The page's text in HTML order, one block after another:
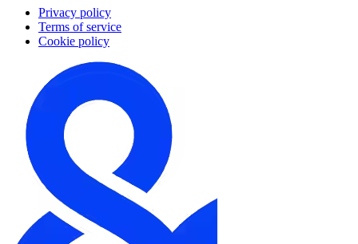
Privacy policy
Terms of service
Cookie policy